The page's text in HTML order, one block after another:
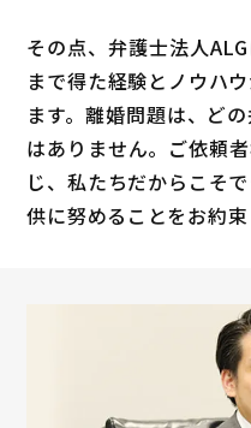
その点、弁護士法人
まで得た経験とノウハ
ます。離婚問題は、ど
はありません。ご依頼
じ、私たちだからこそ
供に努めることをお約束